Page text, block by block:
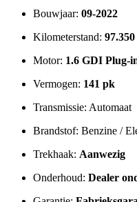
Bouwjaar: 09-2022
Kilometerstand:
Motor: 1.6 GDI Plug-
Vermogen: 141 pk
Transmissie: Automaat
Brandstof: Benzine /
Trekhaak: Aanwezig
Onderhoud: Dealer